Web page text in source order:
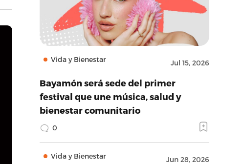
Vida y Bienestar Jul 15, 2026
Bayamón será sede del primer
festival que une música, salud y
bienestar comunitario
0
Vida y Bienestar Jun 28, 2026